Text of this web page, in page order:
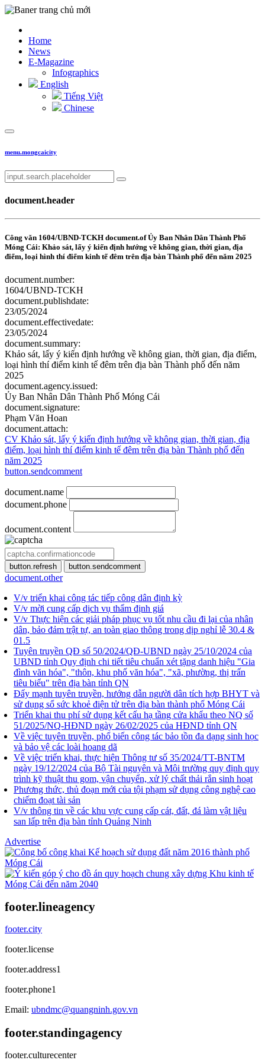
Home
News
E-Magazine
Infographics
English
Tiếng Việt
Chinese
menu.mongcaicity
document.header
Công văn 1604/UBND-TCKH document.of Ủy Ban Nhân Dân Thành Phố
Móng Cái: Khảo sát, lấy ý kiến định hướng về không gian, thời gian, địa
điểm, loại hình thí điểm kinh tế đêm trên địa bàn Thành phố đến năm 2025
document.number:
1604/UBND-TCKH
document.publishdate:
23/05/2024
document.effectivedate:
23/05/2024
document.summary:
Khảo sát, lấy ý kiến định hướng về không gian, thời gian, địa điểm,
loại hình thí điểm kinh tế đêm trên địa bàn Thành phố đến năm
2025
document.agency.issued:
Ủy Ban Nhân Dân Thành Phố Móng Cái
document.signature:
Phạm Văn Hoan
document.attach:
CV Khảo sát, lấy ý kiến định hướng về không gian, thời gian, địa
điểm, loại hình thí điểm kinh tế đêm trên địa bàn Thành phố đến
năm 2025
button.sendcomment
document.name
document.phone
document.content
button.refresh button.sendcomment
document.other
V/v triển khai công tác tiếp công dân định kỳ
V/v mời cung cấp dịch vụ thẩm định giá
V/v Thực hiện các giải pháp phục vụ tốt nhu cầu đi lại của nhân
dân, bảo đảm trật tự, an toàn giao thông trong dịp nghỉ lễ 30.4 &
01.5
Tuyên truyền QĐ số 50/2024/QĐ-UBND ngày 25/10/2024 của
UBND tỉnh Quy định chi tiết tiêu chuẩn xét tặng danh hiệu "Gia
đình văn hóa", "thôn, khu phố văn hóa", "xã, phường, thị trấn
tiêu biểu" trên địa bàn tỉnh QN
Đẩy mạnh tuyên truyền, hướng dẫn người dân tích hợp BHYT và
sử dụng sổ sức khoẻ điện tử trên địa bàn thành phố Móng Cái
Triển khai thu phí sử dụng kết cấu hạ tầng cửa khẩu theo NQ số
51/2025/NQ-HĐND ngày 26/02/2025 của HĐND tỉnh QN
Về việc tuyên truyền, phổ biến công tác bảo tồn đa dạng sinh học
và bảo vệ các loài hoang dã
Về việc triển khai, thực hiện Thông tư số 35/2024/TT-BNTM
ngày 19/12/2024 của Bộ Tài nguyên và Môi trường quy định quy
trình kỹ thuật thu gom, vận chuyển, xử lý chất thải rắn sinh hoạt
Phương thức, thủ đoạn mới của tội phạm sử dụng công nghệ cao
chiếm đoạt tài sản
V/v thông tin về các khu vực cung cấp cát, đất, đá làm vật liệu
san lấp trên địa bàn tỉnh Quảng Ninh
Advertise
footer.lineagency
footer.city
footer.license
footer.address1
footer.phone1
Email: ubndmc@quangninh.gov.vn
footer.standingagency
footer.culturecenter